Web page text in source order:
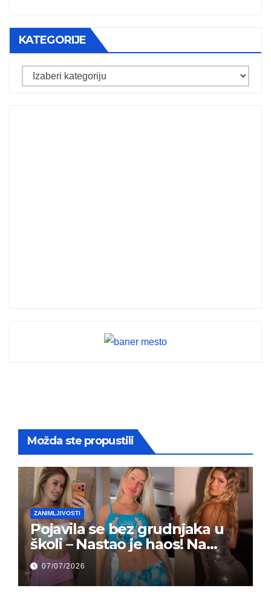
KATEGORIJE
Kategorije
Možda ste propustili
ZANIMLJIVOSTI
Pojavila se bez grudnjaka u
školi – Nastao je haos! Na
grupi je majke napale (FOTO)
07/07/2026